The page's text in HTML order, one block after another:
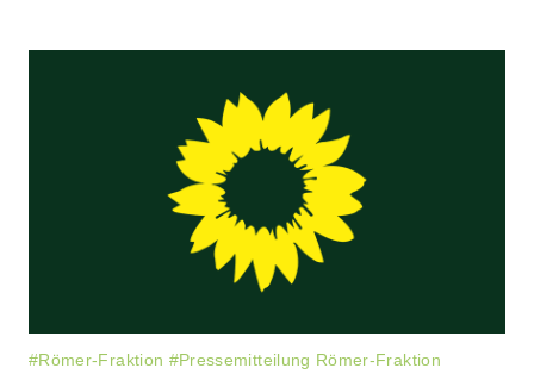
#Römer-Fraktion #Pressemitteilung Römer-Fraktion